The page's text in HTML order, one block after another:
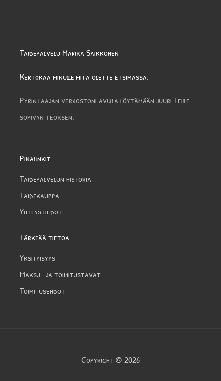
Taidepalvelu Marika Saikkonen
Kertokaa minulle mitä olette etsimässä.
Pyrin laajan verkostoni avulla löytämään juuri Teille
sopivan teoksen.
Pikalinkit
Taidepalvelun historia
Taidekauppa
Yhteystiedot
Tärkeää tietoa
Yksityisyys
Maksu- ja toimitustavat
Toimitusehdot
Copyright © 2026